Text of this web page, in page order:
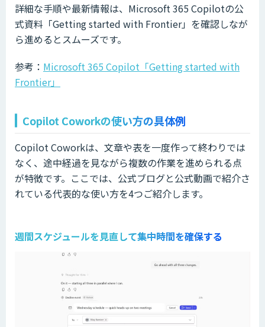
詳細な手順や最新情報は、Microsoft 365 Copilotの公
式資料「Getting started with Frontier」を確認しなが
ら進めるとスムーズです。
参考： Microsoft 365 Copilot「Getting started with
Frontier」
Copilot Coworkの使い方の具体例
Copilot Coworkは、文章や表を一度作って終わりでは
なく、途中経過を見ながら複数の作業を進められる点
が特徴です。ここでは、公式ブログと公式動画で紹介さ
れている代表的な使い方を4つご紹介します。
週間スケジュールを見直して集中時間を確保する